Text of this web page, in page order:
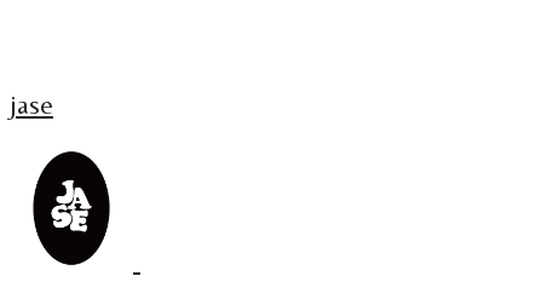
jase